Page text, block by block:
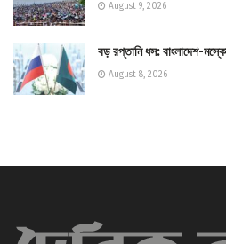
August 9, 2026
বড় রপ্তানি ধস: বাংলাদেশ-মস্কো
August 8, 2026